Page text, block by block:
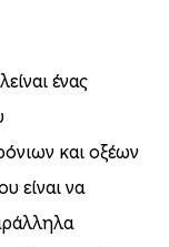
είναι ένας
και οξέων
είναι να